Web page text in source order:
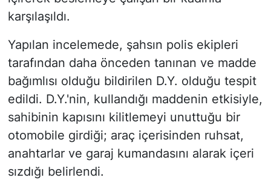
karşılaşıldı.
Yapılan incelemede, şahsın polis ekipleri
tarafından daha önceden tanınan ve madde
bağımlısı olduğu bildirilen D.Y. olduğu tespit
edildi. D.Y.'nin, kullandığı maddenin etkisiyle,
sahibinin kapısını kilitlemeyi unuttuğu bir
otomobile girdiği; araç içerisinden ruhsat,
anahtarlar ve garaj kumandasını alarak içeri
sızdığı belirlendi.